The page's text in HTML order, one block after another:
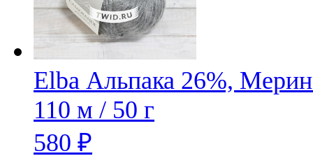
Elba Альпака 26%,
110 м / 50 г
580 ₽